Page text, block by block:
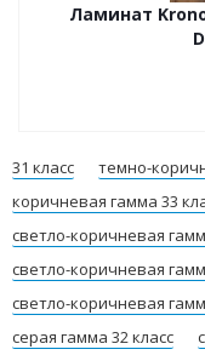
Ламинат
31 класс
темно-
коричневая гамма 33
светло-коричневая
светло-коричневая
светло-коричневая
серая гамма 32 класс